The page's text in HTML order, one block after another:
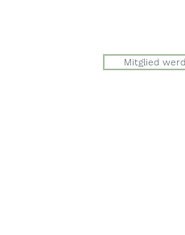
Mitglied